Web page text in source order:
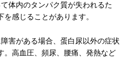
体内のタンパク質が失われるた
感じることがあります。
害がある場合、蛋白尿以外の症状
。高血圧、頻尿、腰痛、発熱など